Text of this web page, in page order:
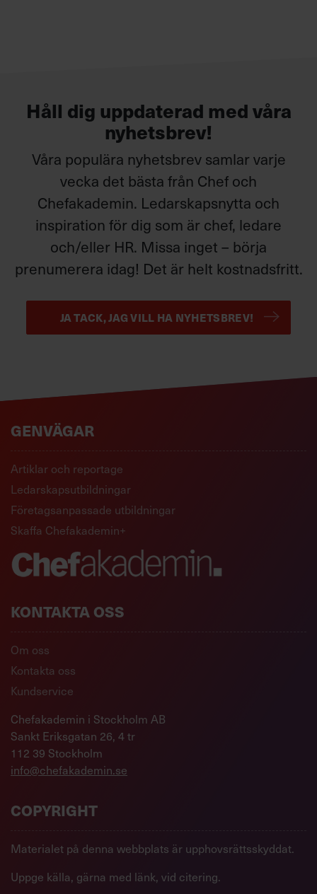
Håll dig uppdaterad med våra
nyhetsbrev!
Våra populära nyhetsbrev samlar varje
vecka det bästa från Chef och
Chefakademin. Ledarskapsnytta och
inspiration för dig som är chef, ledare
och/eller HR. Missa inget – börja
prenumerera idag! Det är helt kostnadsfritt.
JA TACK, JAG VILL HA NYHETSBREV!
GENVÄGAR
Artiklar och reportage
Ledarskapsutbildningar
Företagsanpassade utbildningar
Skaffa Chefakademin+
KONTAKTA OSS
Om oss
Kontakta oss
Kundservice
Chefakademin i Stockholm AB
Sankt Eriksgatan 26, 4 tr
112 39 Stockholm
info@chefakademin.se
COPYRIGHT
Materialet på denna webbplats är upphovsrättsskyddat.
Uppge källa, gärna med länk, vid citering.